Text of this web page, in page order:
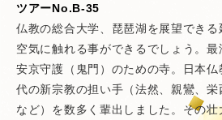
ツアーNo.B-35
仏教の総合大学、琵琶湖を展望でき
空気に触れる事ができるでしょう。
安京守護（鬼門）のための寺。日本
代の新宗教の担い手（法然、親鸞、
など）を数多く輩出しました。その